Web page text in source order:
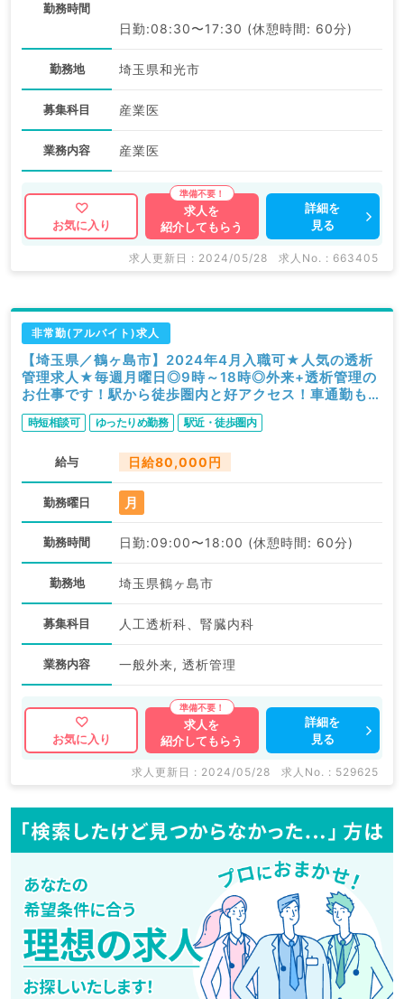
勤務時間
日勤:08:30〜17:30 (休憩時間: 60分)
勤務地 埼玉県和光市
募集科目 産業医
業務内容 産業医
お気に入り
求人を
紹介してもらう
詳細を
見る
求人更新日 : 2024/05/28 求人No. : 663405
非常勤(アルバイト)求人
【埼玉県／鶴ヶ島市】2024年4月入職可★人気の透析
管理求人★毎週月曜日◎9時～18時◎外来+透析管理の
お仕事です！駅から徒歩圏内と好アクセス！車通勤も可
能です（人工透析科／非常勤）
時短相談可 ゆったりめ勤務 駅近・徒歩圏内
給与 日給80,000円
勤務曜日 月
勤務時間 日勤:09:00〜18:00 (休憩時間: 60分)
勤務地 埼玉県鶴ヶ島市
募集科目 人工透析科、腎臓内科
業務内容 一般外来, 透析管理
お気に入り
求人を
紹介してもらう
詳細を
見る
求人更新日 : 2024/05/28 求人No. : 529625